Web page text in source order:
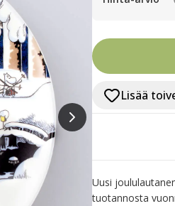
Lisää
Uusi
tuotannosta